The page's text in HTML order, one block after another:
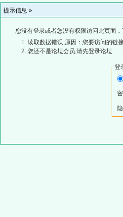
提示信息 »
您没有登录或者您没有权限访问此页面
读取数据错误,原因：您要访问的链
您还不是论坛会员,请先登录论坛
登